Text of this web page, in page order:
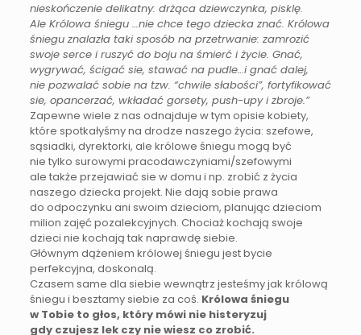
nieskończenie delikatny: drżąca dziewczynka, pisklę.
Ale Królowa śniegu …nie chce tego dziecka znać. Królowa
śniegu znalazła taki sposób na przetrwanie: zamrozić
swoje serce i ruszyć do boju na śmierć i życie. Gnać,
wygrywać, ścigać sie, stawać na pudle…i gnać dalej,
nie pozwalać sobie na tzw. “chwile słabości”, fortyfikować
sie, opancerzać, wkładać gorsety, push-upy i zbroje.”
Zapewne wiele z nas odnajduje w tym opisie kobiety,
które spotkałyśmy na drodze naszego życia: szefowe,
sąsiadki, dyrektorki, ale królowe śniegu mogą być
nie tylko surowymi pracodawczyniami/szefowymi
ale także przejawiać sie w domu i np. zrobić z życia
naszego dziecka projekt. Nie dają sobie prawa
do odpoczynku ani swoim dzieciom, planując dzieciom
milion zajęć pozalekcyjnych. Chociaż kochają swoje
dzieci nie kochają tak naprawdę siebie.
Głównym dążeniem królowej śniegu jest bycie
perfekcyjna, doskonalą.
Czasem same dla siebie wewnątrz jesteśmy jak królową
śniegu i besztamy siebie za coś. Królowa śniegu
w Tobie to głos, który mówi nie histeryzuj
gdy czujesz lek czy nie wiesz co zrobić.